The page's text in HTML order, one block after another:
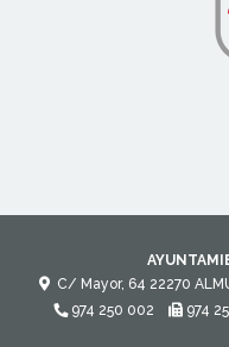
C/ Mayor, 64 22270
974 250 002
974